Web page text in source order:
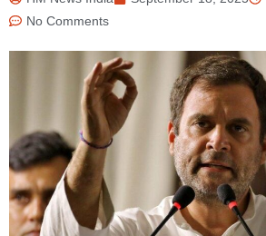
No Comments